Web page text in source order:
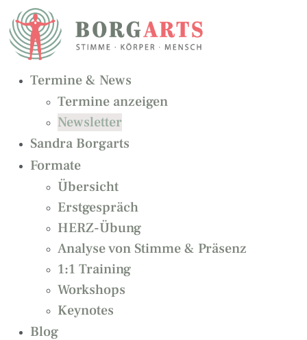
Inhalt
springen
Termine & News
Termine anzeigen
Newsletter
Sandra Borgarts
Formate
Übersicht
Erstgespräch
HERZ-Übung
Analyse von Stimme & Präsenz
1:1 Training
Workshops
Keynotes
Blog